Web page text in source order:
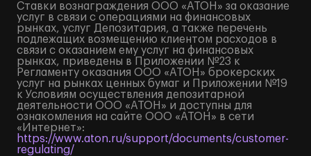
Ставки вознаграждения ООО «АТОН» за оказание
услуг в связи с операциями на финансовых
рынках, услуг Депозитария, а также перечень
подлежащих возмещению клиентом расходов в
связи с оказанием ему услуг на финансовых
рынках, приведены в Приложении №23 к
Регламенту оказания ООО «АТОН» брокерских
услуг на рынках ценных бумаг и Приложении №19
к Условиям осуществления депозитарной
деятельности ООО «АТОН» и доступны для
ознакомления на сайте ООО «АТОН» в сети
«Интернет»:
https://www.aton.ru/support/documents/customer-
regulating/